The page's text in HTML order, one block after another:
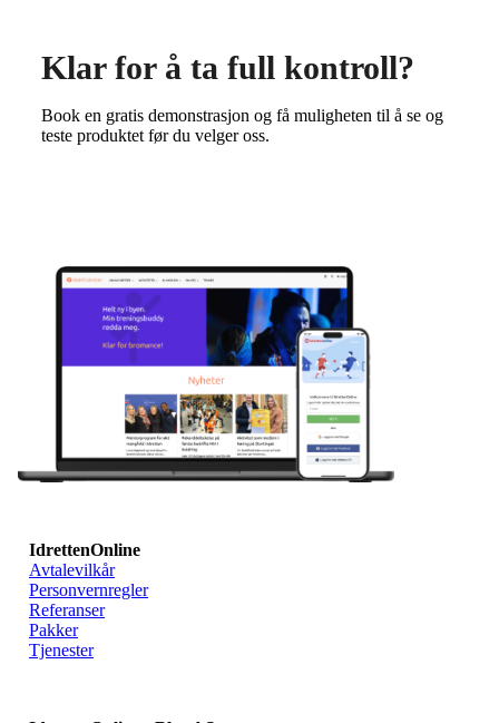
Klar for å ta full kontroll?
Book en gratis demonstrasjon og få muligheten til å se og
teste produktet før du velger oss.
IdrettenOnline
Avtalevilkår
Personvernregler
Referanser
Pakker
Tjenester